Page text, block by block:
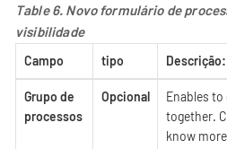
Table 6. Novo formulário de
visibilidade
Campo tipo Descrição:
Grupo de
processos
Opcional
Enables
together.
know